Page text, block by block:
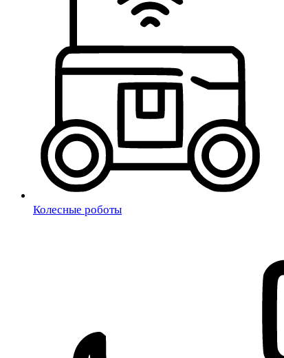
Колесные роботы